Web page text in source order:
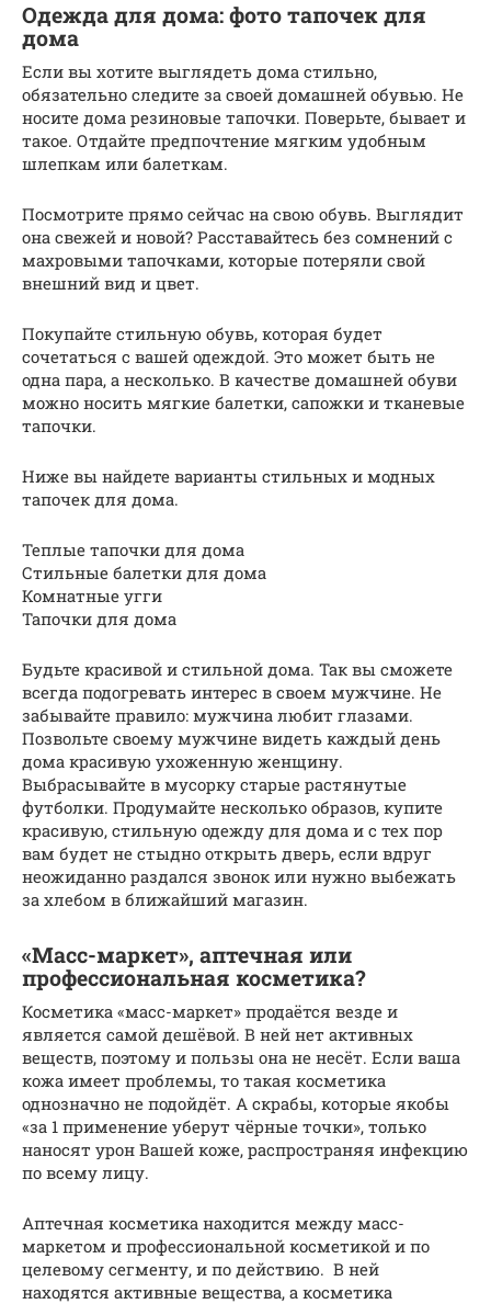
Одежда для дома: фото тапочек для
дома
Если вы хотите выглядеть дома стильно,
обязательно следите за своей домашней обувью. Не
носите дома резиновые тапочки. Поверьте, бывает и
такое. Отдайте предпочтение мягким удобным
шлепкам или балеткам.
Посмотрите прямо сейчас на свою обувь. Выглядит
она свежей и новой? Расставайтесь без сомнений с
махровыми тапочками, которые потеряли свой
внешний вид и цвет.
Покупайте стильную обувь, которая будет
сочетаться с вашей одеждой. Это может быть не
одна пара, а несколько. В качестве домашней обуви
можно носить мягкие балетки, сапожки и тканевые
тапочки.
Ниже вы найдете варианты стильных и модных
тапочек для дома.
Теплые тапочки для дома
Стильные балетки для дома
Комнатные угги
Тапочки для дома
Будьте красивой и стильной дома. Так вы сможете
всегда подогревать интерес в своем мужчине. Не
забывайте правило: мужчина любит глазами.
Позвольте своему мужчине видеть каждый день
дома красивую ухоженную женщину.
Выбрасывайте в мусорку старые растянутые
футболки. Продумайте несколько образов, купите
красивую, стильную одежду для дома и с тех пор
вам будет не стыдно открыть дверь, если вдруг
неожиданно раздался звонок или нужно выбежать
за хлебом в ближайший магазин.
«Масс-маркет», аптечная или
профессиональная косметика?
Косметика «масс-маркет» продаётся везде и
является самой дешёвой. В ней нет активных
веществ, поэтому и пользы она не несёт. Если ваша
кожа имеет проблемы, то такая косметика
однозначно не подойдёт. А скрабы, которые якобы
«за 1 применение уберут чёрные точки», только
наносят урон Вашей коже, распространяя инфекцию
по всему лицу.
Аптечная косметика находится между масс-
маркетом и профессиональной косметикой и по
целевому сегменту, и по действию. В ней
находятся активные вещества, а косметика